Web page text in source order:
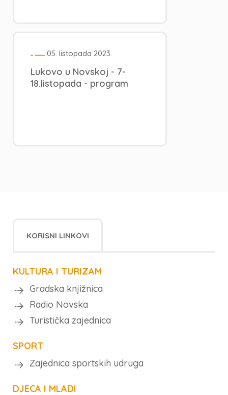
05. listopada 2023.
Lukovo u Novskoj - 7-
18.listopada - program
KORISNI LINKOVI
KULTURA I TURIZAM
Gradska knjižnica
Radio Novska
Turistička zajednica
SPORT
Zajednica sportskih udruga
DJECA I MLADI